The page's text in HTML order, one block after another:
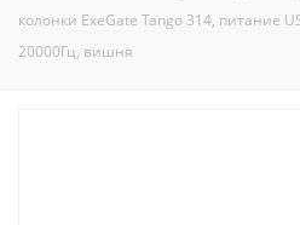
колонки ExeGate Tango 314, питание
20000Гц, вишня